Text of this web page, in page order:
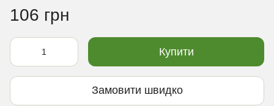
106 грн
Купити
Замовити швидко